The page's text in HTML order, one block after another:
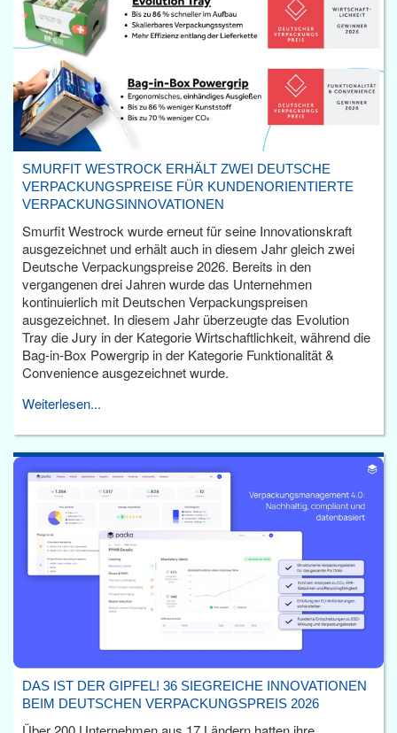
SMURFIT WESTROCK ERHÄLT ZWEI DEUTSCHE
VERPACKUNGSPREISE FÜR KUNDENORIENTIERTE
VERPACKUNGSINNOVATIONEN
Smurfit Westrock wurde erneut für seine Innovationskraft
ausgezeichnet und erhält auch in diesem Jahr gleich zwei
Deutsche Verpackungspreise 2026. Bereits in den
vergangenen drei Jahren wurde das Unternehmen
kontinuierlich mit Deutschen Verpackungspreisen
ausgezeichnet. In diesem Jahr überzeugte das Evolution
Tray die Jury in der Kategorie Wirtschaftlichkeit, während die
Bag-in-Box Powergrip in der Kategorie Funktionalität &
Convenience ausgezeichnet wurde.
Weiterlesen...
DAS IST DER GIPFEL! 36 SIEGREICHE INNOVATIONEN
BEIM DEUTSCHEN VERPACKUNGSPREIS 2026